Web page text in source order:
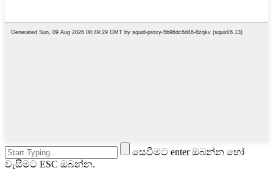
සෙවීමට enter ඔබන්න හෝ
වැසීමට ESC ඔබන්න.